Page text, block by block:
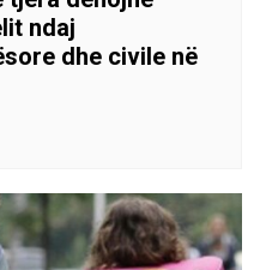
ndaj
dhe civile në